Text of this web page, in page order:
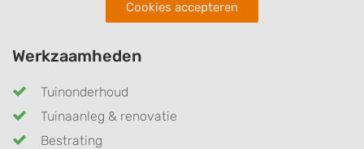
Cookies accepteren
Werkzaamheden
Tuinonderhoud
Tuinaanleg & renovatie
Bestrating